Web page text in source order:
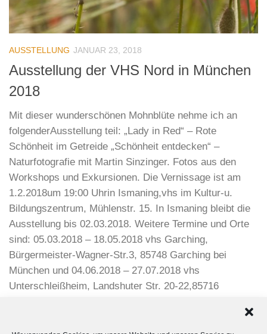
AUSSTELLUNG JANUAR 23, 2018
Ausstellung der VHS Nord in München
2018
Mit dieser wunderschönen Mohnblüte nehme ich an
folgenderAusstellung teil: „Lady in Red“ – Rote
Schönheit im Getreide „Schönheit entdecken“ –
Naturfotografie mit Martin Sinzinger. Fotos aus den
Workshops und Exkursionen. Die Vernissage ist am
1.2.2018um 19:00 Uhrin Ismaning,vhs im Kultur-u.
Bildungszentrum, Mühlenstr. 15. In Ismaning bleibt die
Ausstellung bis 02.03.2018. Weitere Termine und Orte
sind: 05.03.2018 – 18.05.2018 vhs Garching,
Bürgermeister-Wagner-Str.3, 85748 Garching bei
München und 04.06.2018 – 27.07.2018 vhs
Unterschleißheim, Landshuter Str. 20-22,85716